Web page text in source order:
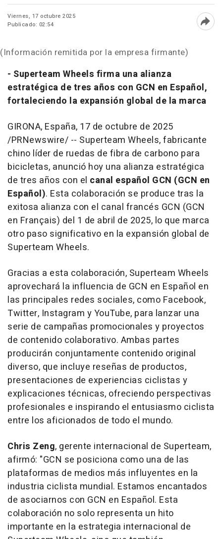
Viernes, 17 octubre 2025
Publicado: 02:54
(Información remitida por la empresa firmante)
- Superteam Wheels firma una alianza
estratégica de tres años con GCN en Español,
fortaleciendo la expansión global de la marca
GIRONA, España, 17 de octubre de 2025
/PRNewswire/ -- Superteam Wheels, fabricante
chino líder de ruedas de fibra de carbono para
bicicletas, anunció hoy una alianza estratégica
de tres años con el canal español GCN (GCN en
Español). Esta colaboración se produce tras la
exitosa alianza con el canal francés GCN (GCN
en Français) del 1 de abril de 2025, lo que marca
otro paso significativo en la expansión global de
Superteam Wheels.
Gracias a esta colaboración, Superteam Wheels
aprovechará la influencia de GCN en Español en
las principales redes sociales, como Facebook,
Twitter, Instagram y YouTube, para lanzar una
serie de campañas promocionales y proyectos
de contenido colaborativo. Ambas partes
producirán conjuntamente contenido original
diverso, que incluye reseñas de productos,
presentaciones de experiencias ciclistas y
explicaciones técnicas, ofreciendo perspectivas
profesionales e inspirando el entusiasmo ciclista
entre los aficionados de todo el mundo.
Chris Zeng, gerente internacional de Superteam,
afirmó: "GCN se posiciona como una de las
plataformas de medios más influyentes en la
industria ciclista mundial. Estamos encantados
de asociarnos con GCN en Español. Esta
colaboración no solo representa un hito
importante en la estrategia internacional de